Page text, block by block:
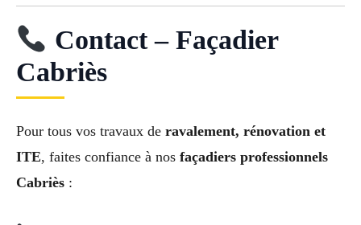
Contact – Façadier
Cabriès
Pour tous vos travaux de ravalement, rénovation et
ITE, faites confiance à nos façadiers professionnels
Cabriès :